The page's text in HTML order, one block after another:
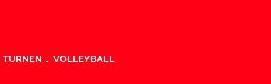
TURNEN VOLLEYBALL